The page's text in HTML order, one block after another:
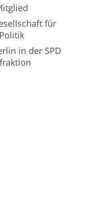
für
in der SPD